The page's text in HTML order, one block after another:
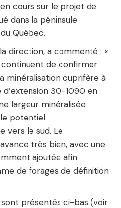
cours sur le projet de
dans la péninsule
Québec.
direction, a commenté : «
continuent de confirmer
minéralisation cuprifère à
d’extension 30-1090 en
largeur minéralisée
potentiel
vers le sud. Le
très bien, avec une
ajoutée afin
de forages de définition
sont présentés ci-bas (voir